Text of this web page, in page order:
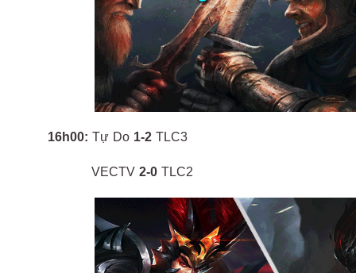
16h00: Tự Do 1-2 TLC3
VECTV 2-0 TLC2